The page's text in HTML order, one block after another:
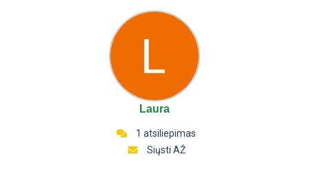
Laura
1 atsiliepimas
Siųsti AŽ